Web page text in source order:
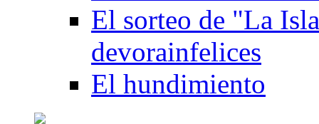
El sorteo de "La
devorainfelices
El hundimiento